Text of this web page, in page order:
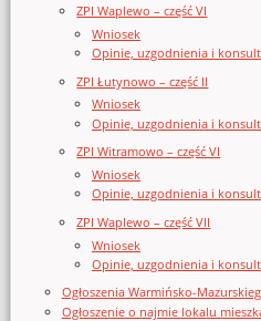
ZPI Waplewo – część VI
Wniosek
Opinie, uzgodnienia i
ZPI Łutynowo – część II
Wniosek
Opinie, uzgodnienia i
ZPI Witramowo – część VI
Wniosek
Opinie, uzgodnienia i
ZPI Waplewo – część VII
Wniosek
Opinie, uzgodnienia i
Ogłoszenia Warmińsko-
Ogłoszenie o najmie lokalu